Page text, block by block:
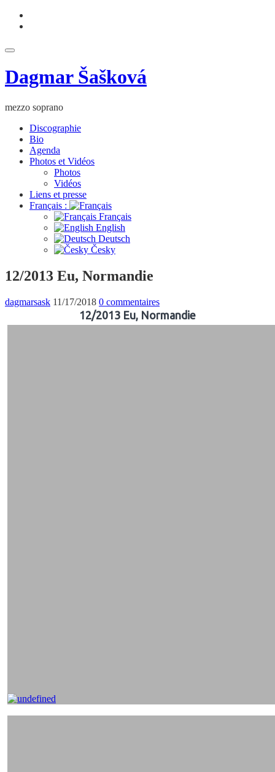
Aller
Déplier
navigation
Dagmar Šašková
mezzo soprano
Discographie
Bio
Agenda
Photos et Vidéos
Photos
Vidéos
Liens et presse
Français :
Français
English
Deutsch
Česky
12/2013 Eu, Normandie
dagmarsask 11/17/2018 0 commentaires
12/2013 Eu, Normandie